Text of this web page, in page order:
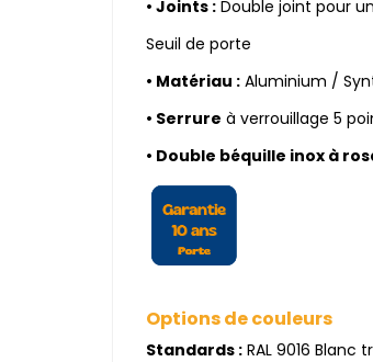
• Joints : Double joint pour
Seuil de porte
• Matériau : Aluminium /
• Serrure à verrouillage 5
• Double béquille inox à
Options de couleurs
Standards : RAL 9016